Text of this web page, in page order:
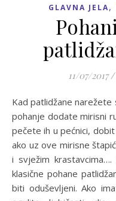
GLAVNA JELA,
11/07/2017 /
Kad patlidžane narežete samo malo drugačije i u smjesu za
pohanje dodate mirisni
pečete ih u pećnici,
ako uz ove mirisne
i svježim
klasične pohane
biti oduševljeni. Ako